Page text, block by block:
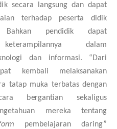
i k secara langsung dan dapat
aian terhadap peserta didik
pendidik dapat
eterampi annya da lam
dan informasi. “Dari
pat kembali melaksanakan
tatap muka terbatas dengan
ara bergantian sekaligus
mereka tentang
pembel ajaran daring”